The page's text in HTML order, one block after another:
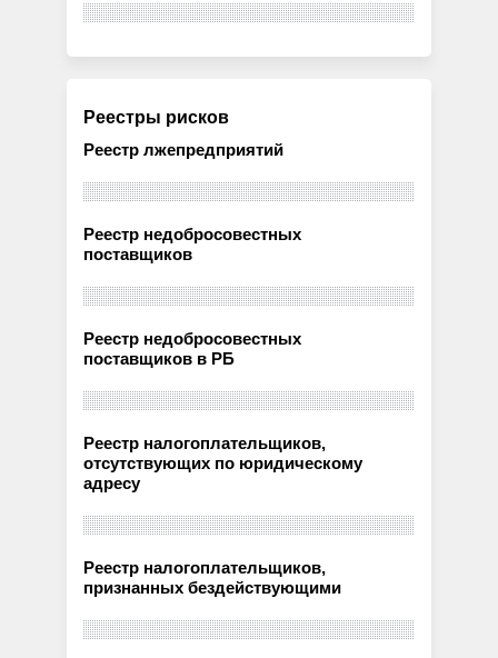
Реестры рисков
Реестр лжепредприятий
Реестр недобросовестных
поставщиков
Реестр недобросовестных
поставщиков в РБ
Реестр налогоплательщиков,
отсутствующих по юридическому
адресу
Реестр налогоплательщиков,
признанных бездействующими